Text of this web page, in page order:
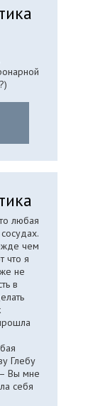
любая
чем
что я
не
в
Глебу
Вы мне
себя